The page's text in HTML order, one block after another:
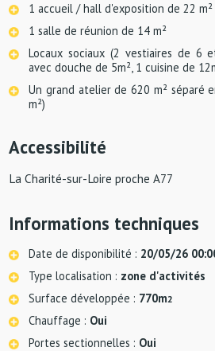
1 accueil / hall d'exposition de 22 m²
1 salle de réunion de 14 m²
Locaux sociaux (2 vestiaires de 6
avec douche de 5m², 1 cuisine de
Un grand atelier de 620 m² séparé
m²)
Accessibilité
La Charité-sur-Loire proche A77
Informations techniques
Date de disponibilité : 20/05/26
Type localisation : zone d'activités
Surface développée : 770m2
Chauffage : Oui
Portes sectionnelles : Oui